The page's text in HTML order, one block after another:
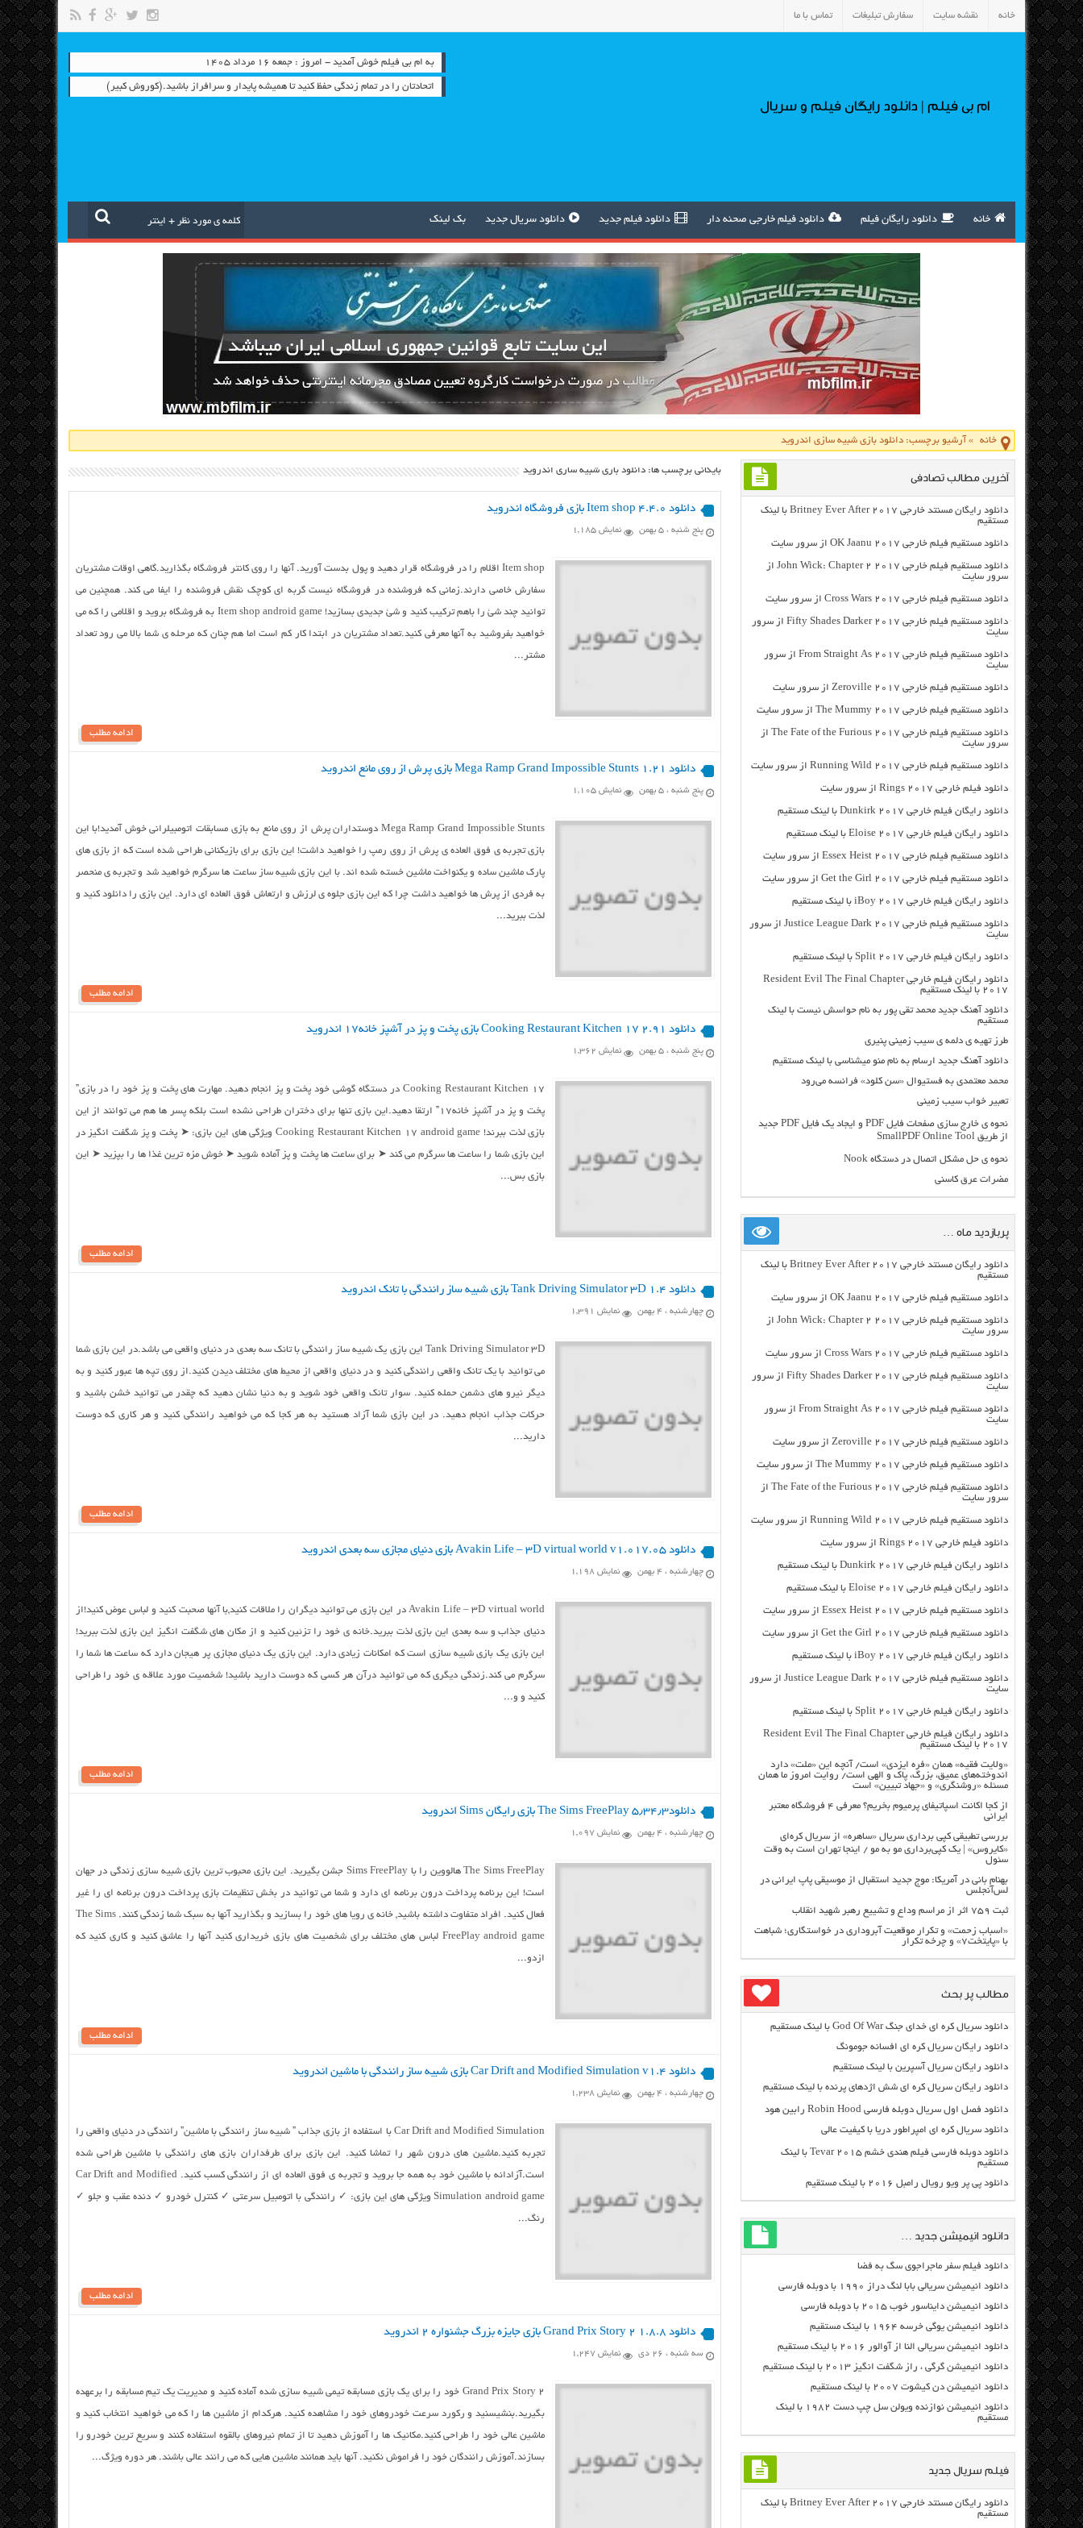
خانه نقشه سایت سفارش تبلیغات تماس با ما
ام بی فیلم | دانلود رایگان فیلم و سریال
به ام بی فیلم خوش آمدید - امروز : جمعه ۱۶ مرداد ۱۴۰۵
اتحادتان را در تمام زندگی حفظ کنید تا همیشه پایدار و سرافراز باشید.(کوروش کبیر)
خانه دانلود رایگان فیلم دانلود فیلم خارجی صحنه دار دانلود فیلم جدید دانلود سریال جدید بک لینک
خانه » آرشیو برچسب: دانلود بازي شبيه سازي اندرويد
بایگانی برچسب ها: دانلود بازي شبيه سازي اندرويد
دانلود Item shop 4.4.0 بازی فروشگاه اندروید
پنج شنبه ، ۵ بهمن نمایش 1,185
Item shop اقلام را در فروشگاه قرار دهید و پول بدست آورید. آنها را روی کانتر فروشگاه بگذارید.گاهی اوقات مشتریان
سفارش خاصی دارند.زمانی که فروشنده در فروشگاه نیست گربه ای کوچک نقش فروشنده را ایفا می کند. همچنین می
توانید چند شئ را باهم ترکیب کنید و شئ جدیدی بسازید! Item shop android game به فروشگاه بروید و اقلامی را که می
خواهید بفروشید به آنها معرفی کنید.تعداد مشتریان در ابتدا کار کم است اما هم چنان که مرحله ی شما بالا می رود تعداد
مشتر...
ادامه مطلب
دانلود Mega Ramp Grand Impossible Stunts 1.21 بازی پرش از روی مانع اندروید
پنج شنبه ، ۵ بهمن نمایش 1,105
Mega Ramp Grand Impossible Stunts دوستداران پرش از روی مانع به بازی مسابقات اتومبیلرانی خوش آمدید!با این
بازی تجربه ی فوق العاده ی پرش از روی رمپ را خواهید داشت! این بازی برای بازیکنانی طراحی شده است که از بازی های
پارک ماشین ساده و یکنواخت ماشین خسته شده اند. با این بازی شبیه ساز ساعت ها سرگرم خواهید شد و تجربه ی منحصر
به فردی از پرش ها خواهید داشت چرا که این بازی جلوه ی لرزش و ارتعاش فوق العاده ای دارد. این بازی را دانلود کنید و
لذت ببرید...
ادامه مطلب
دانلود Cooking Restaurant Kitchen 17 2.91 بازی پخت و پز در آشپز خانه۱۷ اندروید
پنج شنبه ، ۵ بهمن نمایش 1,362
Cooking Restaurant Kitchen 17 در دستگاه گوشی خود پخت و پز انجام دهید. مهارت های پخت و پز خود را در بازی”
پخت و پز در آشپز خانه۱۷” ارتقا دهید.این بازی تنها برای دختران طراحی نشده است بلکه پسر ها هم می توانند از این
بازی لذت ببرند! Cooking Restaurant Kitchen 17 android game ویژگی های این بازی: ➤ پخت و پز شگفت انگیز در
این بازی شما را ساعت ها سرگرم می کند ➤ برای ساعت ها پخت و پز آماده شوید ➤ خوش مزه ترین غذا ها را بپزید ➤ این
بازی بس...
ادامه مطلب
دانلود Tank Driving Simulator 3D 1.4 بازی شبیه ساز رانندگی با تانک اندروید
چهارشنبه ، ۴ بهمن نمایش 1,391
Tank Driving Simulator 3D این بازی یک شبیه ساز رانندگی با تانک سه بعدی در دنیای واقعی می باشد.در این بازی شما
می توانید با یک تانک واقعی رانندگی کنید و در دنیای واقعی از محیط های مختلف دیدن کنید.از روی تپه ها عبور کنید و به
دیگر نیرو های دشمن حمله کنید. سوار تانک واقعی خود شوید و به دنیا نشان دهید که چقدر می توانید خشن باشید و
حرکات جذاب انجام دهید. در این بازی شما آزاد هستید به هر کجا که می خواهید رانندگی کنید و هر کاری که دوست
دارید...
ادامه مطلب
دانلود Avakin Life – 3D virtual world v1.017.05 بازی دنیای مجازی سه بعدی اندروید
چهارشنبه ، ۴ بهمن نمایش 1,198
Avakin Life – 3D virtual world در این بازی می توانید دیگران را ملاقات کنید,با آنها صحبت کنید و لباس عوض کنید!از
دنیای جذاب و سه بعدی این بازی لذت ببرید.خانه ی خود را تزئین کنید و از مکان های شگفت انگیز این بازی لذت ببرید!
این بازی یک بازی شبیه سازی است که امکانات زیادی دارد. این بازی یک دنیای مجازی پر هیجان دارد که ساعت ها شما را
سرگرم می کند.زندگی دیگری که می توانید درآن هر کسی که دوست دارید باشید! شخصیت مورد علاقه ی خود را طراحی
کنید و و...
ادامه مطلب
دانلود۵٫۳۴٫۳ The Sims FreePlay بازی رایگان Sims اندروید
چهارشنبه ، ۴ بهمن نمایش 1,097
The Sims FreePlay هالووین را با Sims FreePlay جشن بگیرید. این بازی محبوب ترین بازی شبیه سازی زندگی در جهان
است! این برنامه پرداخت درون برنامه ای دارد و شما می توانید در بخش تنظیمات بازی پرداخت درون برنامه ای را غیر
فعال کنید. افراد متفاوت داشته باشید, خانه ی رویا های خود را بسازید و بگذارید آنها به سبک شما زندگی کنند. The Sims
FreePlay android game لباس های مختلف برای شخصیت های بازی خریداری کنید آنها را عاشق کنید و کاری کنید که
ازدو...
ادامه مطلب
دانلود Car Drift and Modified Simulation v1.4 بازی شبیه ساز رانندگی با ماشین اندروید
چهارشنبه ، ۴ بهمن نمایش 1,238
Car Drift and Modified Simulation با استفاده از بازی جذاب ” شبیه ساز رانندگی با ماشین” رانندگی در دنیای واقعی را
تجربه کنید.ماشین های درون شهر را تماشا کنید. این بازی برای طرفداران بازی های رانندگی با ماشین طراحی شده
است.آزادانه با ماشین خود به همه جا بروید و تجربه ی فوق العاده ای از رانندگی کسب کنید. Car Drift and Modified
Simulation android game ویژگی های این بازی: ✓ رانندگی با اتومبیل سرعتی ✓ کنترل خودرو ✓ دنده عقب و جلو ✓
رنگ...
ادامه مطلب
دانلود Grand Prix Story 2 1.8.8 بازی جایزه بزرگ جشنواره ۲ اندروید
سه شنبه ، ۲۶ دی نمایش 1,247
Grand Prix Story 2 خود را برای یک بازی مسابقه تیمی شبیه سازی شده آماده کنید و مدیریت یک تیم مسابقه را برعهده
بگیرید.بنشیسنید و رکورد سرعت خودروهای خود را مشاهده کنید. هرکدام از ماشین ها را که می خواهید انتخاب کنید و
ماشین عالی خود را طراحی کنید.مکانیک ها را آموزش دهید تا از تمام نیروهای بالقوه استفاده کنند و سریع ترین خودرو را
بسازند.آموزش رانندگان خود را فراموش نکنید. آنها باید همانند ماشین هایی که می رانند عالی باشند. هر دوره ویژگ...
آخرین مطالب تصادفی
دانلود رایگان مسنتد خارجی Britney Ever After 2017 با لینک
مستقیم
دانلود مستقیم فیلم خارجی OK Jaanu 2017 از سرور سایت
دانلود مستقیم فیلم خارجی John Wick: Chapter 2 2017 از
سرور سایت
دانلود مستقیم فیلم خارجی Cross Wars 2017 از سرور سایت
دانلود مستقیم فیلم خارجی Fifty Shades Darker 2017 از سرور
سایت
دانلود مستقیم فیلم خارجی From Straight As 2017 از سرور
سایت
دانلود مستقیم فیلم خارجی Zeroville 2017 از سرور سایت
دانلود مستقیم فیلم خارجی The Mummy 2017 از سرور سایت
دانلود مستقیم فیلم خارجی The Fate of the Furious 2017 از
سرور سایت
دانلود مستقیم فیلم خارجی Running Wild 2017 از سرور سایت
دانلود فیلم خارجی Rings 2017 از سرور سایت
دانلود رایگان فیلم خارجی Dunkirk 2017 با لینک مستقیم
دانلود رایگان فیلم خارجی Eloise 2017 با لینک مستقیم
دانلود مستقیم فیلم خارجی Essex Heist 2017 از سرور سایت
دانلود مستقیم فیلم خارجی Get the Girl 2017 از سرور سایت
دانلود رایگان فیلم خارجی iBoy 2017 با لینک مستقیم
دانلود مستقیم فیلم خارجی Justice League Dark 2017 از سرور
سایت
دانلود رایگان فیلم خارجی Split 2017 با لینک مستقیم
دانلود رایگان فیلم خارجی Resident Evil The Final Chapter
2017 با لینک مستقیم
دانلود آهنگ جدید محمد تقی پور به نام حواسش نیست با لینک
مستقیم
طرز تهیه ی دلمه ی سیب زمینی پنیری
دانلود آهنگ جدید ارسام به نام منو میشناسی با لینک مستقیم
محمد معتمدی به فستیوال «سن کلود» فرانسه می‌رود
تعبیر خواب سیب زمینی
نحوه ی خارج سازی صفحات فایل PDF و ایجاد یک فایل PDF جدید
از طریق SmallPDF Online Tool
نحوه ی حل مشکل اتصال در دستگاه Nook
مضرات عرق کاسنی
پربازدید ماه …
دانلود رایگان مسنتد خارجی Britney Ever After 2017 با لینک
مستقیم
دانلود مستقیم فیلم خارجی OK Jaanu 2017 از سرور سایت
دانلود مستقیم فیلم خارجی John Wick: Chapter 2 2017 از
سرور سایت
دانلود مستقیم فیلم خارجی Cross Wars 2017 از سرور سایت
دانلود مستقیم فیلم خارجی Fifty Shades Darker 2017 از سرور
سایت
دانلود مستقیم فیلم خارجی From Straight As 2017 از سرور
سایت
دانلود مستقیم فیلم خارجی Zeroville 2017 از سرور سایت
دانلود مستقیم فیلم خارجی The Mummy 2017 از سرور سایت
دانلود مستقیم فیلم خارجی The Fate of the Furious 2017 از
سرور سایت
دانلود مستقیم فیلم خارجی Running Wild 2017 از سرور سایت
دانلود فیلم خارجی Rings 2017 از سرور سایت
دانلود رایگان فیلم خارجی Dunkirk 2017 با لینک مستقیم
دانلود رایگان فیلم خارجی Eloise 2017 با لینک مستقیم
دانلود مستقیم فیلم خارجی Essex Heist 2017 از سرور سایت
دانلود مستقیم فیلم خارجی Get the Girl 2017 از سرور سایت
دانلود رایگان فیلم خارجی iBoy 2017 با لینک مستقیم
دانلود مستقیم فیلم خارجی Justice League Dark 2017 از سرور
سایت
دانلود رایگان فیلم خارجی Split 2017 با لینک مستقیم
دانلود رایگان فیلم خارجی Resident Evil The Final Chapter
2017 با لینک مستقیم
«ولایت فقیه» همان «فره ایزدی» است/ آنچه این «ملت» دارد
اندوخته‌های عمیق، بزرگ، پاک و الهی است/ روایت امروز ما همان
مسئله «روشنگری» و «جهاد تبیین» است
از کجا اکانت اسپاتیفای پرمیوم بخریم؟ معرفی ۴ فروشگاه معتبر
ایرانی
بررسی تطبیقی کپی برداری سریال «ساهره» از سریال کره‌ای
«کایروس» | یک کپی‌برداری مو به مو / اینجا تهران است به وقت
سئول
بهنام بانی در آمریکا: موج جدید استقبال از موسیقی پاپ ایرانی در
لس‌آنجلس
ثبت ۷۵۹ اثر از مراسم وداع و تشییع رهبر شهید انقلاب
«اسباب زحمت» و تکرار موقعیت آبروداری در خواستگاری؛ شباهت
با «پایتخت۷» و چرخه تکرار
مطالب پر بحث
دانلود سریال کره ای خدای جنگ God Of War با لینک مستقیم
دانلود رایگان سریال کره ای افسانه جومونگ
دانلود رایگان سریال آسپرین با لینک مستقیم
دانلود رایگان سریال کره ای شش اژدهای پرنده با لینک مستقیم
دانلود فصل اول سریال دوبله فارسی Robin Hood رابین هود
دانلود سریال کره ای امپراطور دریا با کیفیت عالی
دانلود دوبله فارسی فیلم هندی خشم Tevar ۲۰۱۵ با لینک
مستقیم
دانلود پی پر ویو رویال رامبل ۲۰۱۶ با لینک مستقیم
دانلود انیمیشن جدید …
دانلود فیلم سفر ماجراجوی سگ به فضا
دانلود انیمیشن سریالی بابا لنگ دراز ۱۹۹۰ با دوبله فارسی
دانلود انیمیشن دایناسور خوب ۲۰۱۵ با دوبله فارسی
دانلود انیمیشن یوگی خرسه ۱۹۶۴ با لینک مستقیم
دانلود انیمیشن سریالی النا از آوالور ۲۰۱۶ با لینک مستقیم
دانلود انیمیشن گرگی ، راز شگفت انگیز ۲۰۱۳ با لینک مستقیم
دانلود انیمیشن دن کیشوت ۲۰۰۷ با لینک مستقیم
دانلود انیمیشن نوازنده ویولن سل چپ دست ۱۹۸۲ با لینک
مستقیم
فیلم سریال جدید
دانلود رایگان مسنتد خارجی Britney Ever After 2017 با لینک
مستقیم